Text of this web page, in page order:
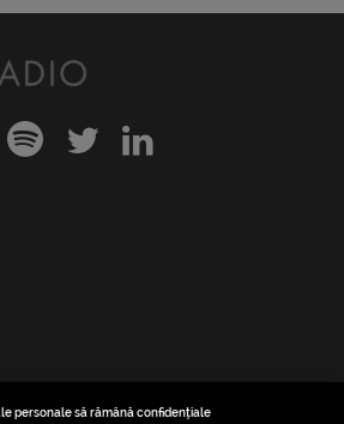
personale să rămână confidențiale